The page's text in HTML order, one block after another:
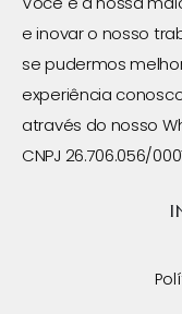
e inovar o nosso
se pudermos
experiência
através do nosso
CNPJ 26.706.056/